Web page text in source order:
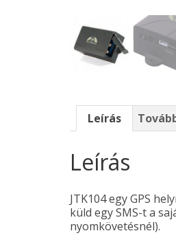
Leírás
Leírás
JTK104 egy GPS
küld egy SMS-t a
nyomkövetésnél).